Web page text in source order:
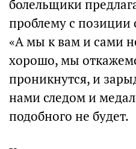
болельщики
проблему с
«А мы к вам и сами
хорошо, мы
проникнутся, и
нами следом и
подобного не будет.